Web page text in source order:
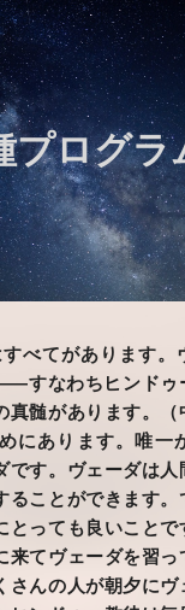
プログラ
べてがあります。
すなわちヒンドゥ
髄があります。（
にあります。唯一
です。ヴェーダは人
ることができます。
とっても良いことで
来てヴェーダを習
さんの人が朝夕にヴ